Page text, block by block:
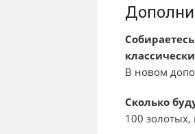
В новом
Сколько
100 золотых,